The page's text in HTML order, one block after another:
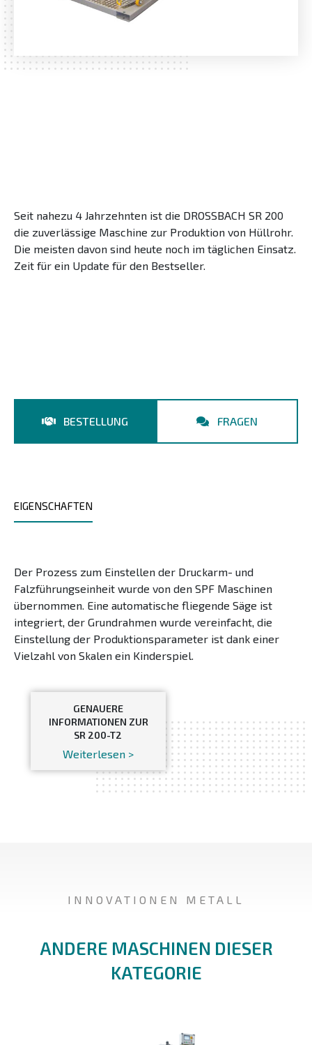
Seit nahezu 4 Jahrzehnten ist die DROSSBACH SR 200
die zuverlässige Maschine zur Produktion von Hüllrohr.
Die meisten davon sind heute noch im täglichen Einsatz.
Zeit für ein Update für den Bestseller.
BESTELLUNG FRAGEN
EIGENSCHAFTEN
Der Prozess zum Einstellen der Druckarm- und
Falzführungseinheit wurde von den SPF Maschinen
übernommen. Eine automatische fliegende Säge ist
integriert, der Grundrahmen wurde vereinfacht, die
Einstellung der Produktionsparameter ist dank einer
Vielzahl von Skalen ein Kinderspiel.
GENAUERE
INFORMATIONEN ZUR
SR 200-T2
Weiterlesen >
INNOVATIONEN METALL
ANDERE MASCHINEN DIESER
KATEGORIE